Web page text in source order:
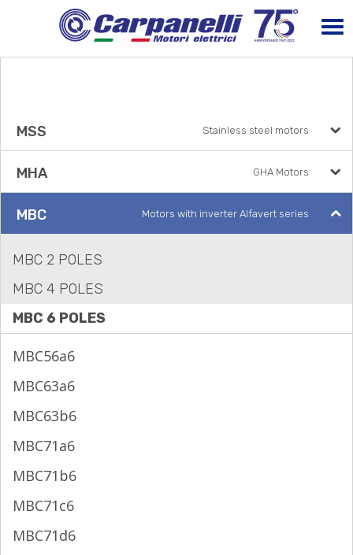
MSS Stainless steel motors
MHA GHA Motors
MBC Motors with inverter Alfavert series
MBC 2 POLES
MBC 4 POLES
MBC 6 POLES
MBC56a6
MBC63a6
MBC63b6
MBC71a6
MBC71b6
MBC71c6
MBC71d6